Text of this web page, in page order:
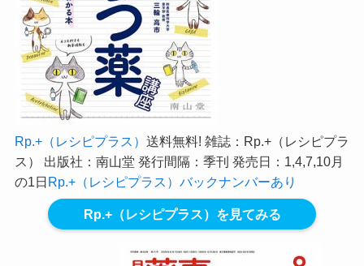
Rp.+（レシピプラス） 送料無料! 雑誌：Rp.+（レシピプラ
ス） 出版社：南山堂 発行間隔：季刊 発売日：1,4,7,10月
の1日Rp.+（レシピプラス）バックナンバーあり
Rp.+（レシピプラス）を見てみる